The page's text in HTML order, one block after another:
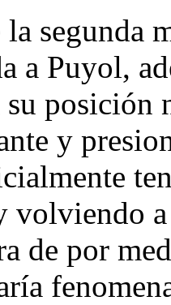
la segunda
a Puyol,
y
volviendo
de por